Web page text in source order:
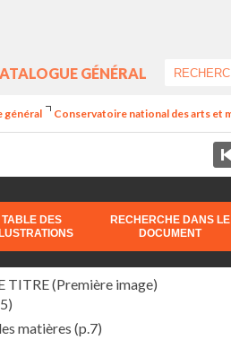
GÉNÉRAL
général Conservatoire national des arts et
TABLE DES
RECHERCHE DANS LE
DOCUMENT
TITRE (Première image)
matières (p.7)